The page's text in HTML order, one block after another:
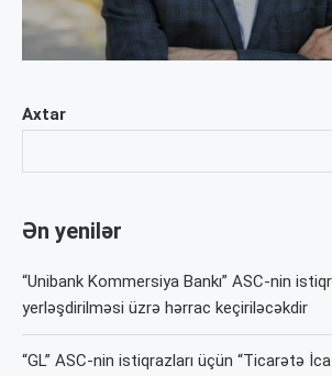
Axtar
Ən yenilər
“Unibank Kommersiya Bankı” ASC-nin
yerləşdirilməsi üzrə hərrac keçiriləcəkdir
“GL” ASC-nin istiqrazları üçün “Ticarətə